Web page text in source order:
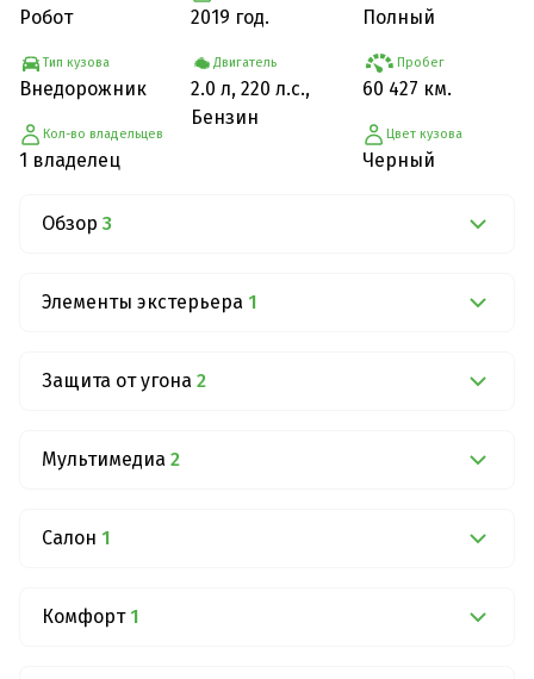
Робот
Тип кузова
Внедорожник
Кол-во владельцев
1 владелец
2019 год.
Двигатель
2.0 л, 220 л.с.,
Бензин
Полный
Пробег
60 427 км.
Цвет кузова
Черный
Обзор 3
Элементы экстерьера 1
Защита от угона 2
Мультимедиа 2
Салон 1
Комфорт 1